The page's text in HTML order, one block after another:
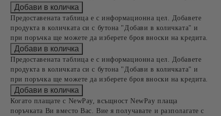
Предоставената таблица е с информационна цел. Добавете
продукта в количката си с бутона "Добави в количката" и
при поръчка ще можете да изберете броя вноски на кредита.
Предоставената таблица е с информационна цел. Добавете
продукта в количката си с бутона "Добави в количката" и
при поръчка ще можете да изберете броя вноски на кредита.
Когато плащате с NewPay, всъщност NewPay плаща
поръчката Ви вместо Вас. Вие я получавате и разполагате с